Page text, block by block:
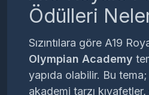
Ödülleri
Sızıntılara göre A19
Olympian Academy
yapıda olabilir. Bu
akademi tarzı